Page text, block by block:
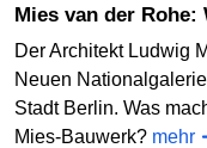
Mies van der
Der Architekt Ludwig
Neuen
Stadt Berlin. Was
Mies-Bauwerk? mehr